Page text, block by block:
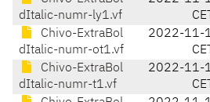
dItalic-numr-ly1.vf
CET
Chivo-ExtraBol
dItalic-numr-ot1.vf
2022-11-
CET
Chivo-ExtraBol
dItalic-numr-t1.vf
2022-11-
CET